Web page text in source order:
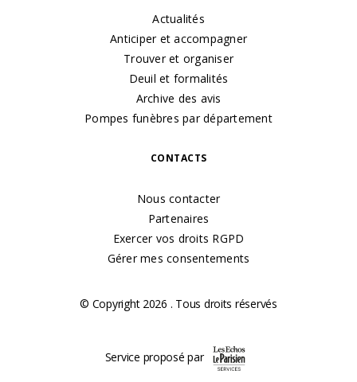
Actualités
Anticiper et accompagner
Trouver et organiser
Deuil et formalités
Archive des avis
Pompes funèbres par département
CONTACTS
Nous contacter
Partenaires
Exercer vos droits RGPD
Gérer mes consentements
© Copyright 2026 . Tous droits réservés
Service proposé par